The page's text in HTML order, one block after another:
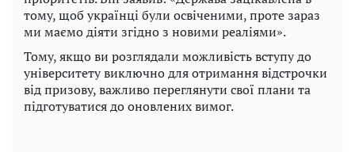
тому, щоб українці були освіченими, проте зараз
ми маємо діяти згідно з новими реаліями».
Тому, якщо ви розглядали можливість вступу до
університету виключно для отримання відстрочки
від призову, важливо переглянути свої плани та
підготуватися до оновлених вимог.